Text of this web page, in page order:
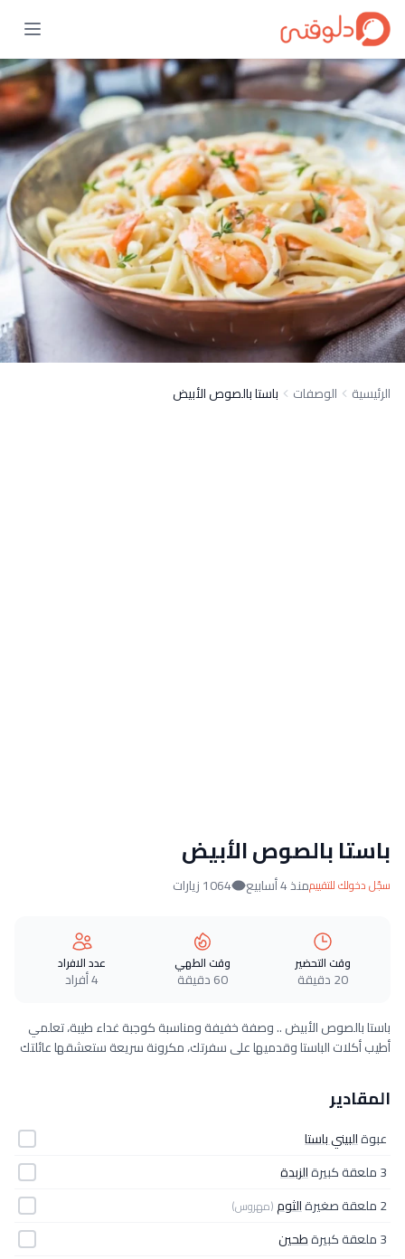
الرئيسية الوصفات باستا بالصوص الأبيض
باستا بالصوص الأبيض
سجّل دخولك للتقييممنذ 4 أسابيع 1064 زيارات
وقت التحضير
20 دقيقة
وقت الطهي
60 دقيقة
عدد الافراد
4 أفراد
باستا بالصوص الأبيض .. وصفة خفيفة ومناسبة كوجبة غداء طيبة، تعلمي
أطيب أكلات الباستا وقدميها على سفرتك، مكرونة سريعة ستعشقها عائلتك
المقادير
عبوةالبيني باستا
3 ملعقة كبيرة
الزبدة
2 ملعقة صغيرة
الثوم(مهروس)
3 ملعقة كبيرة
طحين